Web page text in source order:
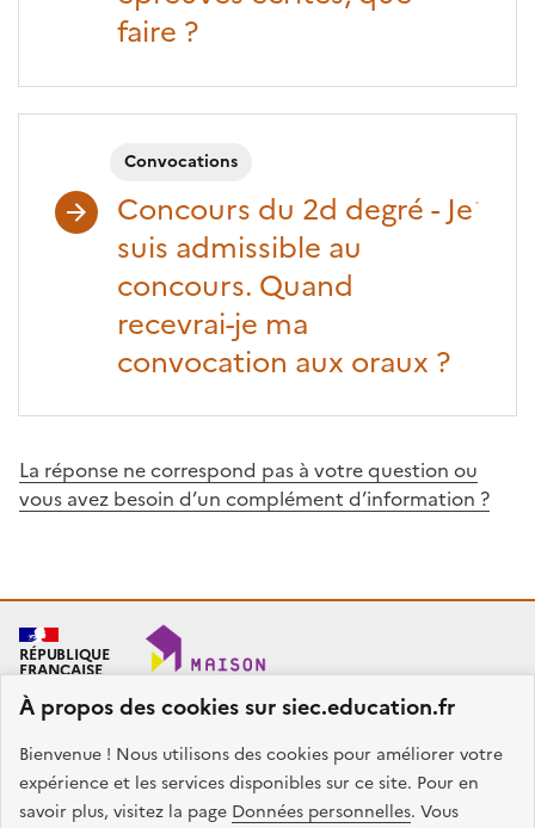
À propos des cookies sur siec.education.fr
Bienvenue ! Nous utilisons des cookies pour améliorer votre
expérience et les services disponibles sur ce site. Pour en
savoir plus, visitez la page Données personnelles. Vous
faire ?
Convocations
Concours du 2d degré - Je
suis admissible au
concours. Quand
recevrai-je ma
convocation aux oraux ?
La réponse ne correspond pas à votre question ou
vous avez besoin d’un complément d’information ?
RÉPUBLIQUE
FRANÇAISE
SIEC - Maison des examens
Académies de Créteil, Paris et Versailles
7, rue Ernest Renan
94749 ARCUEIL CEDEX